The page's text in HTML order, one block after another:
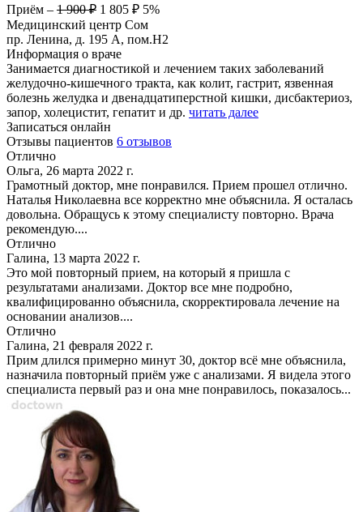
Приём – 1 900 ₽ 1 805 ₽ 5%
Медицинский центр Сом
пр. Ленина, д. 195 А, пом.Н2
Информация о враче
Занимается диагностикой и лечением таких заболеваний
желудочно-кишечного тракта, как колит, гастрит, язвенная
болезнь желудка и двенадцатиперстной кишки, дисбактериоз,
запор, холецистит, гепатит и др. читать далее
Записаться онлайн
Отзывы пациентов 6 отзывов
Отлично
Ольга, 26 марта 2022 г.
Грамотный доктор, мне понравился. Прием прошел отлично.
Наталья Николаевна все корректно мне объяснила. Я осталась
довольна. Обращусь к этому специалисту повторно. Врача
рекомендую....
Отлично
Галина, 13 марта 2022 г.
Это мой повторный прием, на который я пришла с
результатами анализами. Доктор все мне подробно,
квалифицированно объяснила, скорректировала лечение на
основании анализов....
Отлично
Галина, 21 февраля 2022 г.
Прим длился примерно минут 30, доктор всё мне объяснила,
назначила повторный приём уже с анализами. Я видела этого
специалиста первый раз и она мне понравилось, показалось...